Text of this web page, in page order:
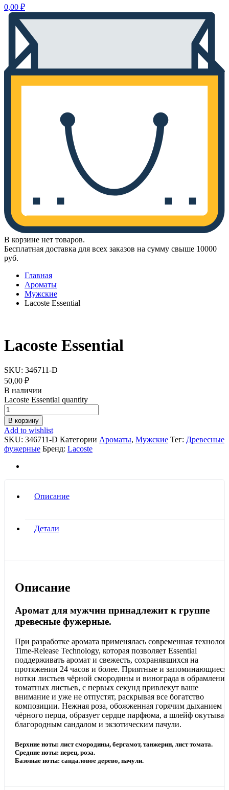
0,00 ₽
В корзине нет товаров.
Бесплатная доставка для всех заказов на сумму свыше 10000
руб.
Главная
Ароматы
Мужские
Lacoste Essential
Lacoste Essential
SKU: 346711-D
50,00 ₽
В наличии
Lacoste Essential quantity
В корзину
Add to wishlist
SKU: 346711-D Категории Ароматы, Мужские Тег: Древесные
фужерные Бренд: Lacoste
Описание
Детали
Описание
Аромат для мужчин принадлежит к группе
древесные фужерные.
При разработке аромата применялась современная
Time-Release Technology, которая позволяет Essential
поддерживать аромат и свежесть, сохранявшихся на
протяжении 24 часов и более. Приятные и запоминающиеся
нотки листьев чёрной смородины и винограда в обрамлении
томатных листьев, с первых секунд привлекут ваше
внимание и уже не отпустят, раскрывая все богатство
композиции. Нежная роза, обожженная горячим дыханием
чёрного перца, образует сердце парфюма, а шлейф
благородным сандалом и экзотическим пачули.
Верхние ноты: лист смородины, бергамот, танжерин, лист томата.
Средние ноты: перец, роза.
Базовые ноты: сандаловое дерево, пачули.